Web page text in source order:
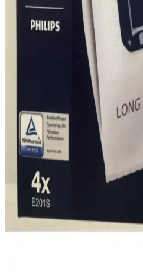
Arnica ET14300 ile Philips
gücü ve ses seviyesi odaklı
Bu karşılaştırma, Arnica ET14300
PowerPro Compact FC9323/07
süpürgelerini motor gücü, hazne
sistemi ve ergonomi açısından
geri bildirimlerini de öne çıkarır.
Philips Crp197/01 Triactive
Temizlik Performansı ve
Philips'in Triactive başlığı, yüksek
özellikleriyle öne çıkıyor.
sağladığını ve ergonomik
konusunda bazı endişeler dile
Philips S- Bag Toz Torbası
ve Sessiz Temizlik Çözümü
Philips'in S- Bag toz torbası modeli,